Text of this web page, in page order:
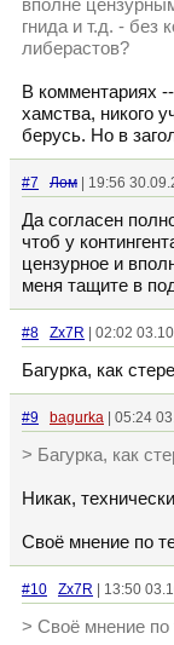
вполне
гнида и т.д. - без
либерастов?
В комментариях
хамства, никого
берусь. Но в
#7 Лом | 19:56
Да согласен
чтоб у
цензурное и
меня тащите в
#8 Zx7R | 02:02
Багурка, как
#9 bagurka | 05:24
> Багурка, как
Никак,
Своё мнение по
#10 Zx7R | 13:50
> Своё мнение по